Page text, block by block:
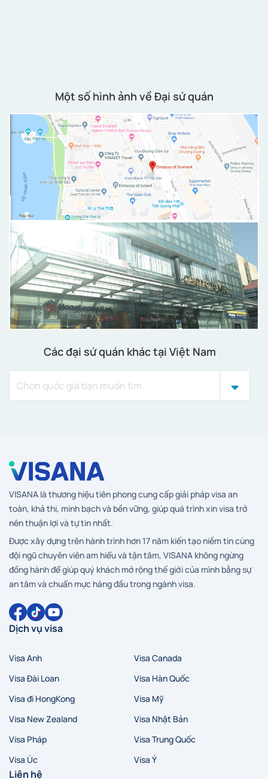
Một số hình ảnh về Đại sứ quán
Các đại sứ quán khác tại Việt Nam
VISANA là thương hiệu tiên phong cung cấp giải pháp visa an
toàn, khả thi, minh bạch và bền vững, giúp quá trình xin visa trở
nên thuận lợi và tự tin nhất.
Được xây dựng trên hành trình hơn 17 năm kiến tạo niềm tin cùng
đội ngũ chuyên viên am hiểu và tận tâm, VISANA không ngừng
đồng hành để giúp quý khách mở rộng thế giới của mình bằng sự
an tâm và chuẩn mực hàng đầu trong ngành visa.
Dịch vụ visa
Visa Anh
Visa Canada
Visa Đài Loan
Visa Hàn Quốc
Visa đi HongKong
Visa Mỹ
Visa New Zealand
Visa Nhật Bản
Visa Pháp
Visa Trung Quốc
Visa Úc
Visa Ý
Liên hệ